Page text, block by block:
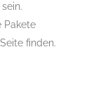
Pakete
finden.